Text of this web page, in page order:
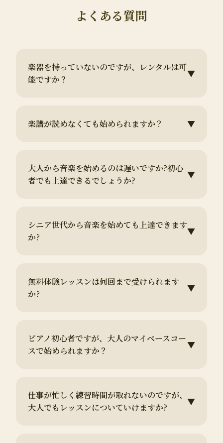
よくある質問
楽器を持っていないのですが、レンタルは可
能ですか？
▼
楽譜が読めなくても始められますか？ ▼
大人から音楽を始めるのは遅いですか?初心
者でも上達できるでしょうか?
▼
シニア世代から音楽を始めても上達できます
か?
▼
無料体験レッスンは何回まで受けられます
か?
▼
ピアノ初心者ですが、大人のマイペースコー
スで始められますか？
▼
仕事が忙しく練習時間が取れないのですが、
大人でもレッスンについていけますか?
▼